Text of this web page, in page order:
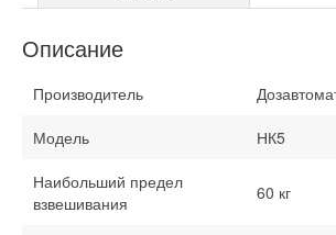
Описание
Производитель
Модель
НК5
Наибольший предел
взвешивания
60 кг